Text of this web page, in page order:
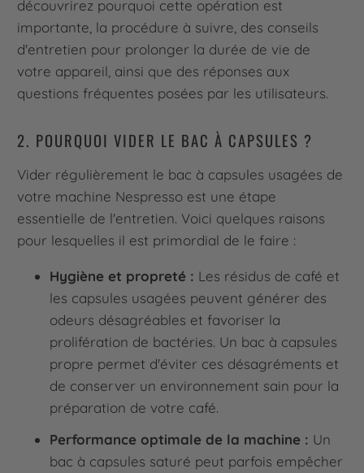
découvrirez pourquoi cette opération est
importante, la procédure à suivre, des conseils
d'entretien pour prolonger la durée de vie de
votre appareil, ainsi que des réponses aux
questions fréquentes posées par les utilisateurs.
2. POURQUOI VIDER LE BAC À CAPSULES ?
Vider régulièrement le bac à capsules usagées de
votre machine Nespresso est une étape
essentielle de l'entretien. Voici quelques raisons
pour lesquelles il est primordial de le faire :
Hygiène et propreté : Les résidus de café et
les capsules usagées peuvent générer des
odeurs désagréables et favoriser la
prolifération de bactéries. Un bac à capsules
propre permet d'éviter ces désagréments et
de conserver un environnement sain pour la
préparation de votre café.
Performance optimale de la machine : Un
bac à capsules saturé peut parfois empêcher